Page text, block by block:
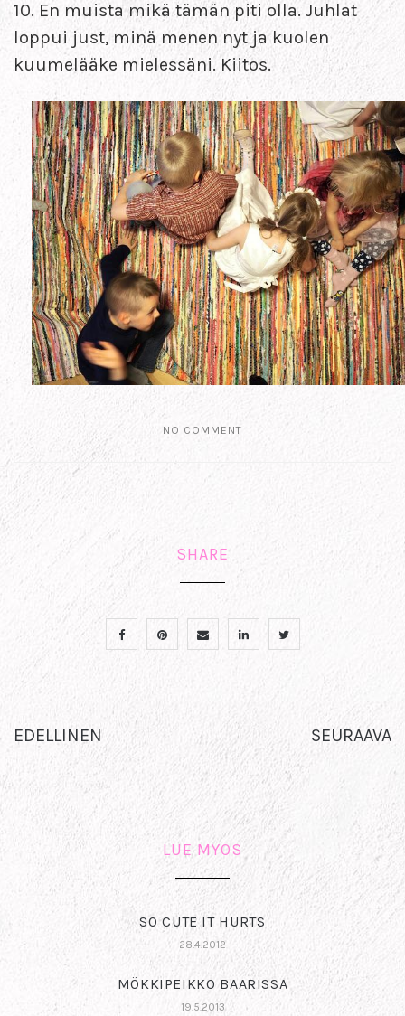
10. En muista mikä tämän piti olla. Juhlat
loppui just, minä menen nyt ja kuolen
kuumelääke mielessäni. Kiitos.
NO COMMENT
SHARE
EDELLINEN SEURAAVA
LUE MYÖS
SO CUTE IT HURTS
28.4.2012
MÖKKIPEIKKO BAARISSA
19.5.2013